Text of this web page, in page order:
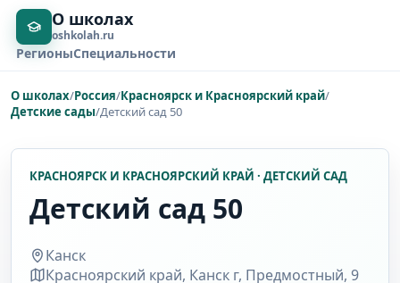
О школах
oshkolah.ru
РегионыСпециальности
О школах/Россия/Красноярск и Красноярский край/
Детские сады/Детский сад 50
КРАСНОЯРСК И КРАСНОЯРСКИЙ КРАЙ · ДЕТСКИЙ САД
Детский сад 50
Канск
Красноярский край, Канск г, Предмостный, 9